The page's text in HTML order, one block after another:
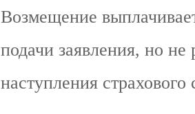
Возмещение
подачи заявления, но
наступления страхового